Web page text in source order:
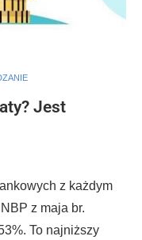
Jest
z każdym
z maja br.
To najniższy